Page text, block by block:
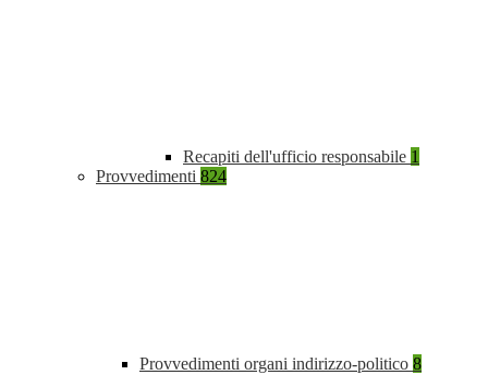
Recapiti dell'ufficio responsabile 1
Provvedimenti 824
Provvedimenti organi indirizzo-politico 8